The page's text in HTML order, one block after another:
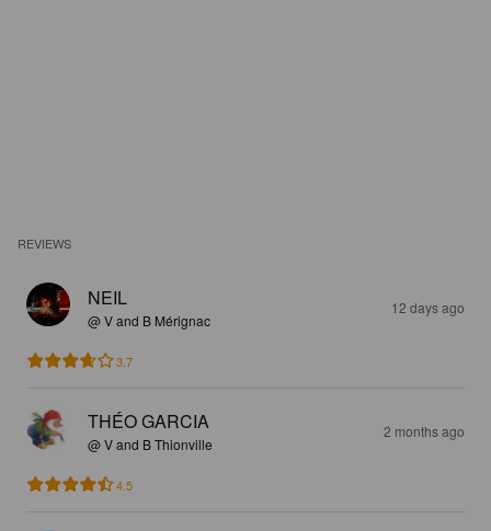
REVIEWS
NEIL
@ V and B Mérignac
12 days ago
3.7
THÉO GARCIA
@ V and B Thionville
2 months ago
4.5